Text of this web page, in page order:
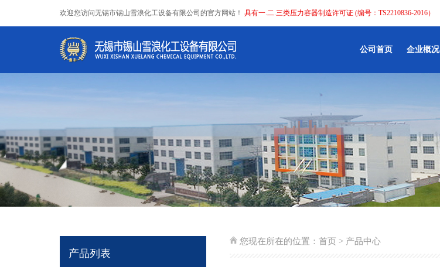
欢迎您访问无锡市锡山雪浪化工设备有限公司的官方网站！ 具有一.二.三类压力容器制造许可证 (编号：TS2210836-2016）
公司首页 企业概况
产品列表
您现在所在的位置： 首页 > 产品中心